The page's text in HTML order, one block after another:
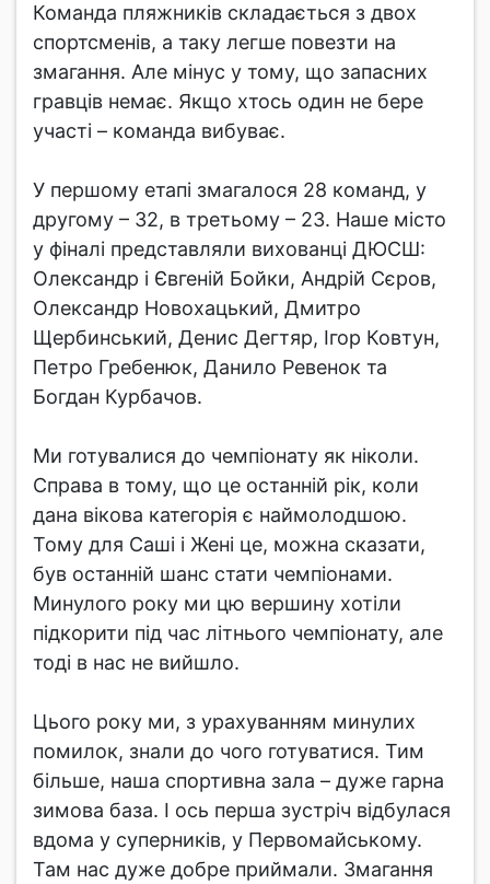
Команда пляжників складається з двох
спортсменів, а таку легше повезти на
змагання. Але мінус у тому, що запасних
гравців немає. Якщо хтось один не бере
участі – команда вибуває.
У першому етапі змагалося 28 команд, у
другому – 32, в третьому – 23. Наше місто
у фіналі представляли вихованці ДЮСШ:
Олександр і Євгеній Бойки, Андрій Сєров,
Олександр Новохацький, Дмитро
Щербинський, Денис Дегтяр, Ігор Ковтун,
Петро Гребенюк, Данило Ревенок та
Богдан Курбачов.
Ми готувалися до чемпіонату як ніколи.
Справа в тому, що це останній рік, коли
дана вікова категорія є наймолодшою.
Тому для Саші і Жені це, можна сказати,
був останній шанс стати чемпіонами.
Минулого року ми цю вершину хотіли
підкорити під час літнього чемпіонату, але
тоді в нас не вийшло.
Цього року ми, з урахуванням минулих
помилок, знали до чого готуватися. Тим
більше, наша спортивна зала – дуже гарна
зимова база. І ось перша зустріч відбулася
вдома у суперників, у Первомайському.
Там нас дуже добре приймали. Змагання